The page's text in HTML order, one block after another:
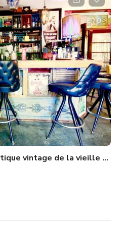
vintage de la vieille